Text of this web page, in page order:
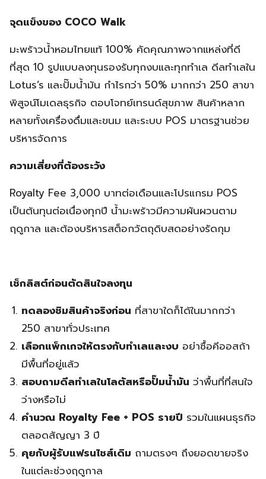
จุดแข็งของ COCO Walk
มะพร้าวน้ำหอมไทยแท้ 100% คัดคุณภาพจากแหล่งที่ดี
ที่สุด 10 รูปแบบลงทุนรองรับทุกงบและทุกทำเล ดีลทำเลใน
Lotus’s และปั๊มน้ำมัน กำไรกว่า 50% มากกว่า 250 สาขา
พิสูจน์โมเดลธุรกิจ ตอบโจทย์เทรนด์สุขภาพ สินค้าหลาก
หลายทั้งเครื่องดื่มและขนม และระบบ POS มาตรฐานช่วย
บริหารจัดการ
ความเสี่ยงที่ต้องระวัง
Royalty Fee 3,000 บาทต่อเดือนและโปรแกรม POS
เป็นต้นทุนต่อเนื่องทุกปี น้ำมะพร้าวมีความผันผวนตาม
ฤดูกาล และต้องบริหารสต็อกวัตถุดิบสดอย่างรัดกุม
เช็กลิสต์ก่อนตัดสินใจลงทุน
ทดลองชิมสินค้าจริงก่อน ที่สาขาใดก็ได้ในมากกว่า
250 สาขาทั่วประเทศ
เลือกแพ็กเกจให้ตรงกับทำเลและงบ อย่าซื้อคีออสถ้า
มีพื้นที่อยู่แล้ว
สอบถามดีลทำเลในโลตัสหรือปั๊มน้ำมัน ว่าพื้นที่ที่สนใจ
ว่างหรือไม่
คำนวณ Royalty Fee + POS รายปี รวมในแผนธุรกิจ
ตลอดสัญญา 3 ปี
คุยกับผู้รับแฟรนไชส์เดิม ถามตรงๆ ถึงยอดขายจริง
ในแต่ละช่วงฤดูกาล